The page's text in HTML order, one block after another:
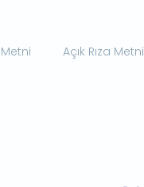
Açık Rıza Metni